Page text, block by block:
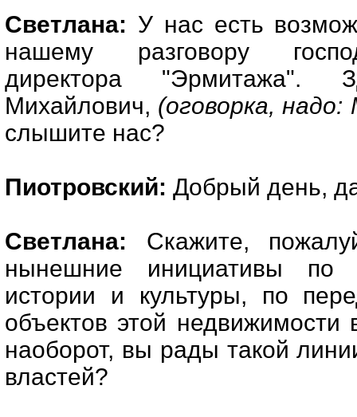
Светлана: У нас есть
нашему разговору
директора "Эрмитажа".
Михайлович, (оговорка,
слышите нас?
Пиотровский: Добрый день,
Светлана: Скажите,
нынешние инициативы по
истории и культуры, по
объектов этой недвижимости
наоборот, вы рады такой
властей?